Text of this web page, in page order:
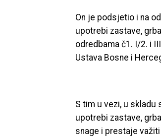
On je podsjetio i na
upotrebi zastave,
odredbama č1. I/2. i
Ustava Bosne i
S tim u vezi, u skladu
upotrebi zastave,
snage i prestaje